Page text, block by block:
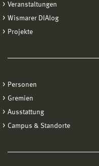
Veranstaltungen
Wismarer DIAlog
Projekte
Personen
Gremien
Ausstattung
Campus & Standorte